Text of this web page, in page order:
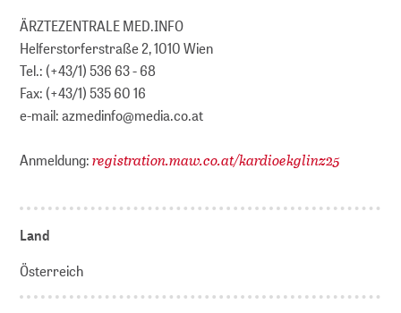
ÄRZTEZENTRALE MED.INFO
Helferstorferstraße 2, 1010 Wien
Tel.: (+43/1) 536 63 - 68
Fax: (+43/1) 535 60 16
e-mail: azmedinfo@media.co.at
Anmeldung:registration.maw.co.at/kardioekglinz25
Land
Österreich